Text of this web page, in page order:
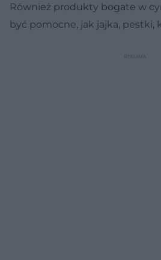
Również produkty bogate w
być pomocne, jak jajka, pestki,